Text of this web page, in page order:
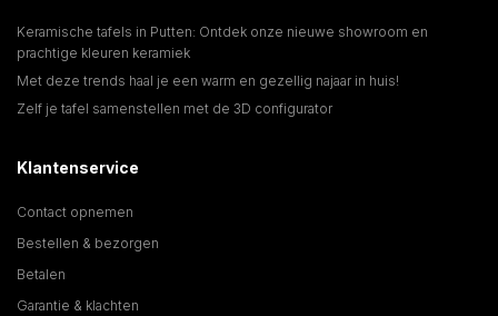
Keramische tafels in Putten: Ontdek onze nieuwe showroom en
prachtige kleuren keramiek
Met deze trends haal je een warm en gezellig najaar in huis!
Zelf je tafel samenstellen met de 3D configurator
Klantenservice
Contact opnemen
Bestellen & bezorgen
Betalen
Garantie & klachten